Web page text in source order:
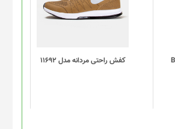
کفش راحتی مردانه مدل 11692
انواع
مختلفی
گزینه